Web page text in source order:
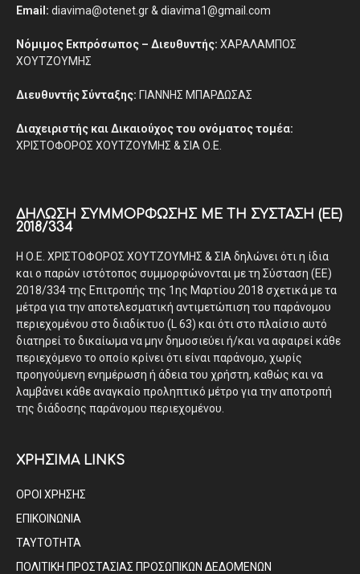
Email: diavima@otenet.gr & diavima1@gmail.com
Νόμιμος Εκπρόσωπος – Διευθυντής: ΧΑΡΑΛΑΜΠΟΣ
ΧΟΥΤΖΟΥΜΗΣ
Διευθυντής Σύνταξης: ΓΙΑΝΝΗΣ ΜΠΑΡΔΩΣΑΣ
Διαχειριστής και Δικαιούχος του ονόματος τομέα:
ΧΡΙΣΤΟΦΟΡΟΣ ΧΟΥΤΖΟΥΜΗΣ & ΣΙΑ Ο.Ε.
ΔΉΛΩΣΗ ΣΥΜΜΌΡΦΩΣΗΣ ΜΕ ΤΗ ΣΎΣΤΑΣΗ (ΕΕ)
2018/334
Η Ο.Ε. ΧΡΙΣΤΟΦΟΡΟΣ ΧΟΥΤΖΟΥΜΗΣ & ΣΙΑ δηλώνει ότι η ίδια
και ο παρών ιστότοπος συμμορφώνονται με τη Σύσταση (ΕΕ)
2018/334 της Επιτροπής της 1ης Μαρτίου 2018 σχετικά με τα
μέτρα για την αποτελεσματική αντιμετώπιση του παράνομου
περιεχομένου στο διαδίκτυο (L 63) και ότι στο πλαίσιο αυτό
διατηρεί το δικαίωμα να μην δημοσιεύει ή/και να αφαιρεί κάθε
περιεχόμενο το οποίο κρίνει ότι είναι παράνομο, χωρίς
προηγούμενη ενημέρωση ή άδεια του χρήστη, καθώς και να
λαμβάνει κάθε αναγκαίο προληπτικό μέτρο για την αποτροπή
της διάδοσης παράνομου περιεχομένου.
ΧΡΗΣΙΜΑ LINKS
ΟΡΟΙ ΧΡΗΣΗΣ
ΕΠΙΚΟΙΝΩΝΙΑ
ΤΑΥΤΟΤΗΤΑ
ΠΟΛΙΤΙΚΗ ΠΡΟΣΤΑΣΙΑΣ ΠΡΟΣΩΠΙΚΩΝ ΔΕΔΟΜΕΝΩΝ